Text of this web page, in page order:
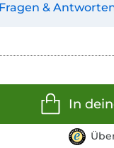
Fragen &
In